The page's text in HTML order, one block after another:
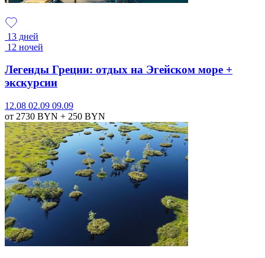
13 дней
12 ночей
Легенды Греции: отдых на Эгейском море +
экскурсии
12.08 02.09 09.09
от 2730 BYN + 250 BYN